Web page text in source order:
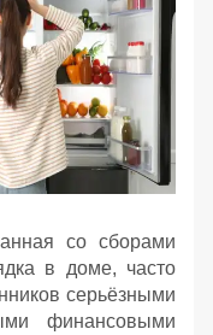
со сборами
в доме, часто
серьёзными
финансовыми